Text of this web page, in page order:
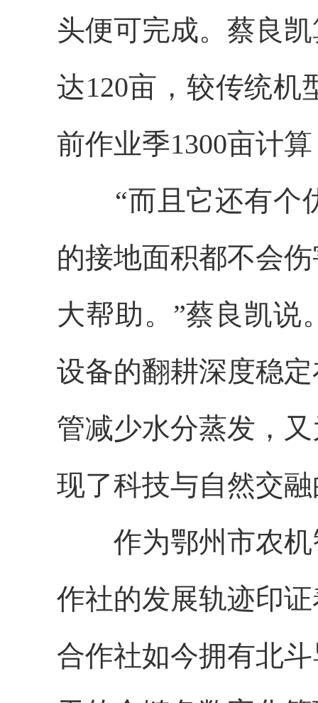
头便可完成。蔡良
达120亩，较传统机
前作业季1300亩计
“而且它还有个优
的接地面积都不会
大帮助。”蔡良凯说
设备的翻耕深度稳
管减少水分蒸发，
现了科技与自然交
作为鄂州市农机
作社的发展轨迹印
合作社如今拥有北